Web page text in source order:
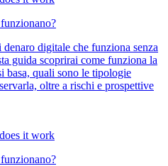
digitale che funziona senza
guida scoprirai come funziona la
basa, quali sono le tipologie
oltre a rischi e prospettive